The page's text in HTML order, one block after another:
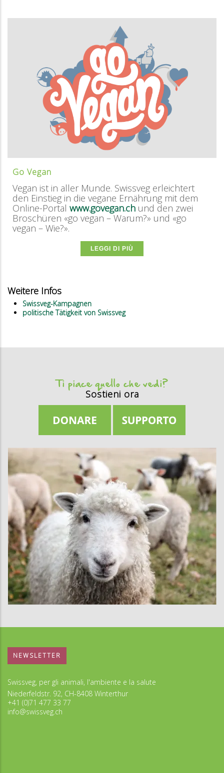
Go Vegan
Vegan ist in aller Munde. Swissveg erleichtert
den Einstieg in die vegane Ernährung mit dem
Online-Portal www.govegan.ch und den zwei
Broschüren «go vegan – Warum?» und «go
vegan – Wie?».
LEGGI DI PIÙ
Weitere Infos
Swissveg-Kampagnen
politische Tätigkeit von Swissveg
Ti piace quello che vedi?
Sostieni ora
NEWSLETTER
Swissveg, per gli animali, l'ambiente e la salute
Niederfeldstr. 92, CH-8408 Winterthur
+41 (0)71 477 33 77
info@swissveg.ch